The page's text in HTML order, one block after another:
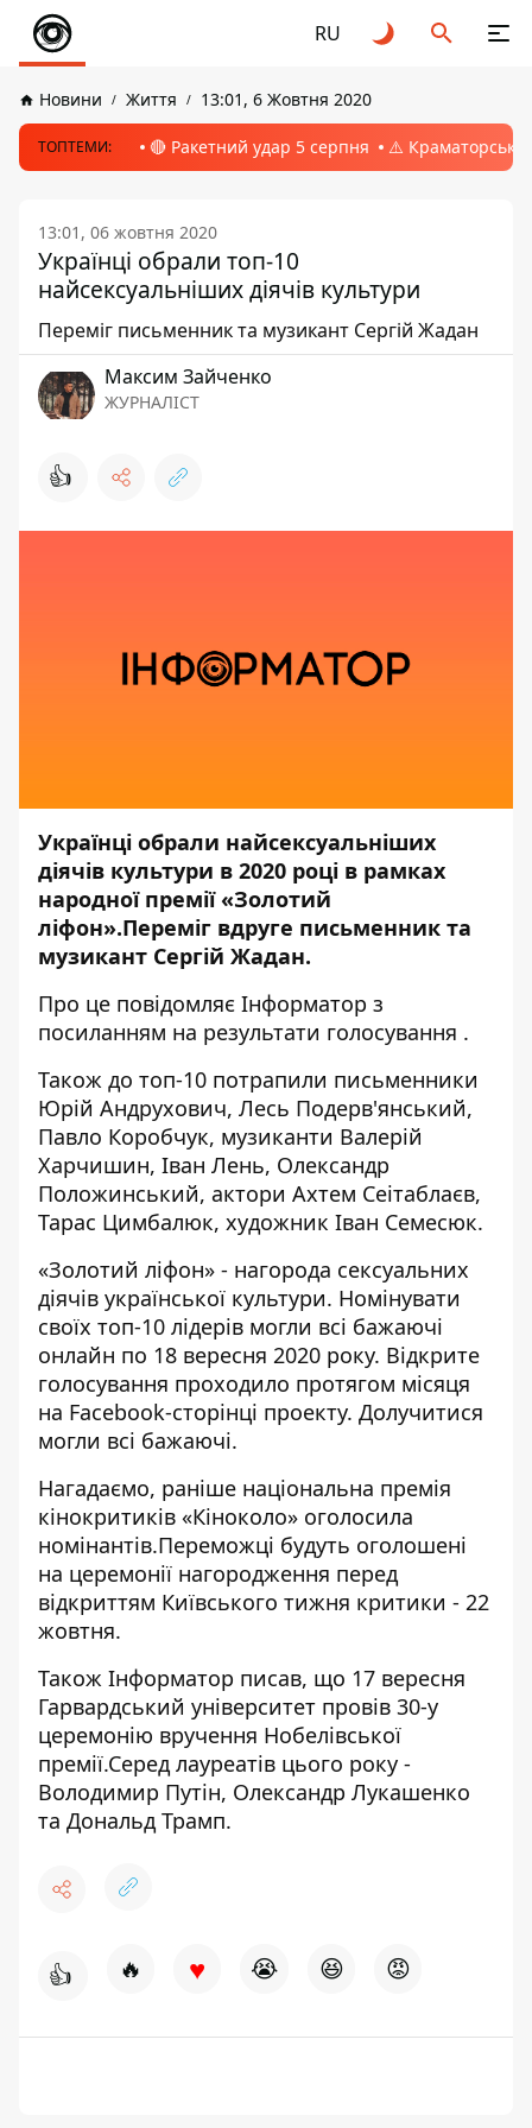
RU
Новини Життя 13:01, 6 Жовтня 2020
ТОПТЕМИ: 🔴 Ракетний удар 5 серпня ⚠️ Краматорськ,
13:01, 06 жовтня 2020
Українці обрали топ-10
найсексуальніших діячів культури
Переміг письменник та музикант Сергій Жадан
Максим Зайченко
ЖУРНАЛІСТ
👍
Українці обрали найсексуальніших
діячів культури в 2020 році в рамках
народної премії «Золотий
ліфон».Переміг вдруге письменник та
музикант Сергій Жадан.
Про це повідомляє Інформатор з
посиланням на результати голосування .
Також до топ-10 потрапили письменники
Юрій Андрухович, Лесь Подерв'янський,
Павло Коробчук, музиканти Валерій
Харчишин, Іван Лень, Олександр
Положинський, актори Ахтем Сеітаблаєв,
Тарас Цимбалюк, художник Іван Семесюк.
«Золотий ліфон» - нагорода сексуальних
діячів української культури. Номінувати
своїх топ-10 лідерів могли всі бажаючі
онлайн по 18 вересня 2020 року. Відкрите
голосування проходило протягом місяця
на Facebook-сторінці проекту. Долучитися
могли всі бажаючі.
Нагадаємо, раніше національна премія
кінокритиків «Кіноколо» оголосила
номінантів.Переможці будуть оголошені
на церемонії нагородження перед
відкриттям Київського тижня критики - 22
жовтня.
Також Інформатор писав, що 17 вересня
Гарвардський університет провів 30-у
церемонію вручення Нобелівської
премії.Серед лауреатів цього року -
Володимир Путін, Олександр Лукашенко
та Дональд Трамп.
👍 🔥 ♥ 😭 😆 😡